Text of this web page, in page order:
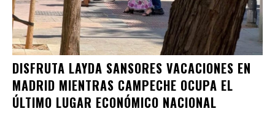
DISFRUTA LAYDA SANSORES VACACIONES EN
MADRID MIENTRAS CAMPECHE OCUPA EL
ÚLTIMO LUGAR ECONÓMICO NACIONAL